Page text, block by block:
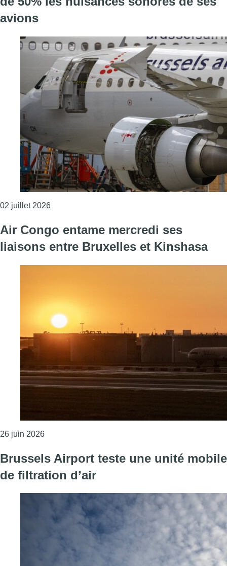
avions
02 juillet 2026Consulter l'article "En 12 ans, Brussels Airlines
Air Congo entame mercredi ses
liaisons entre Bruxelles et Kinshasa
26 juin 2026Consulter l'article "Air Congo entame mercredi
Brussels Airport teste une unité mobile
de filtration d’air